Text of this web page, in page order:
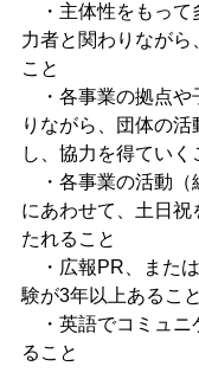
・主体性をもって
力者と関わりながら
こと
・各事業の拠点や
りながら、団体の
し、協力を得ていく
・各事業の活動（
にあわせて、土日祝
たれること
・広報PR、また
験が3年以上あること
・英語でコミュニ
ること